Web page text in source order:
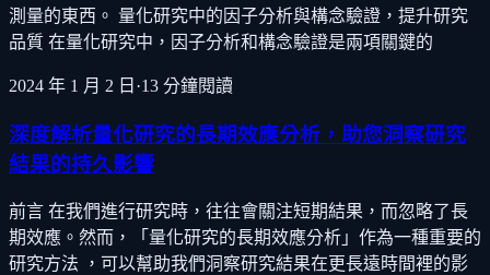
測量的東西。 量化研究中的因子分析與構念驗證，提升研究
品質 在量化研究中，因子分析和構念驗證是兩項關鍵的
2024 年 1 月 2 日 ·13 分鐘閱讀
深度解析量化研究的長期效應分析，助您洞察研究
結果的持久影響
前言 在我們進行研究時，往往會關注短期結果，而忽略了長
期效應。然而，「量化研究的長期效應分析」作為一種重要的
研究方法 ，可以幫助我們洞察研究結果在更長遠時間裡的影